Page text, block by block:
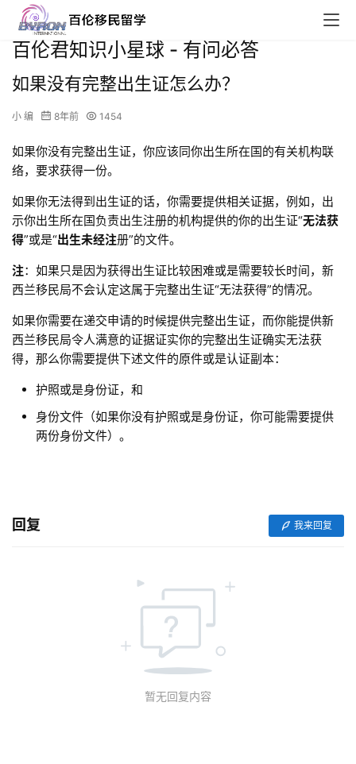
百伦君知识小星球 - 有问必答
如果没有完整出生证怎么办？
小 编 8年前 1454
如果你没有完整出生证，你应该同你出生所在国的有关机构联
络，要求获得一份。
如果你无法得到出生证的话，你需要提供相关证据，例如，出
示你出生所在国负责出生注册的机构提供的你的出生证“无法获
得”或是“出生未经注册”的文件。
注：如果只是因为获得出生证比较困难或是需要较长时间，新
西兰移民局不会认定这属于完整出生证“无法获得”的情况。
如果你需要在递交申请的时候提供完整出生证，而你能提供新
西兰移民局令人满意的证据证实你的完整出生证确实无法获
得，那么你需要提供下述文件的原件或是认证副本：
护照或是身份证，和
身份文件（如果你没有护照或是身份证，你可能需要提供
两份身份文件）。
回复 我来回复
暂无回复内容